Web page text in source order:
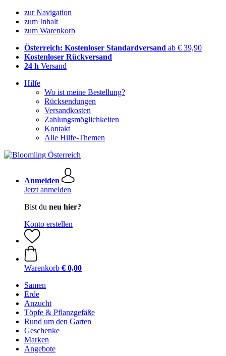
zur Navigation
zum Inhalt
zum Warenkorb
Österreich: Kostenloser Standardversand ab € 39,90
Kostenloser Rückversand
24 h Versand
Hilfe
Wo ist meine Bestellung?
Rücksendungen
Versandkosten
Zahlungsmöglichkeiten
Kontakt
Alle Hilfe-Themen
Anmelden
Jetzt anmelden
Bist du neu hier?
Konto erstellen
Warenkorb € 0,00
Samen
Erde
Anzucht
Töpfe & Pflanzgefäße
Rund um den Garten
Geschenke
Marken
Angebote